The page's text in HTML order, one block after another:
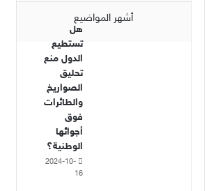
أشهر المواضيع
هل
تستطيع
الدول منع
تحليق
الصواريخ
والطائرات
فوق
أجوائها
الوطنية؟
2024-10-
16